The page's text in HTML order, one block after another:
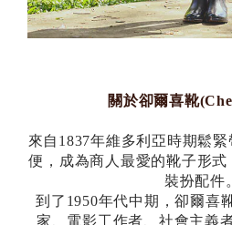
關於卻爾喜靴
來自1837年維多利亞時期鬆
便，成為商人最愛的靴子形
裝扮配件
到了1950年代中期，卻爾喜
家、電影工作者、社會主義